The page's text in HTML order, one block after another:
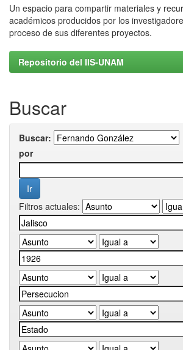
Un espacio para compartir materiales y
académicos producidos por los
proceso de sus diferentes proyectos.
Repositorio del IIS-UNAM
Buscar
Buscar:
por
Filtros actuales: